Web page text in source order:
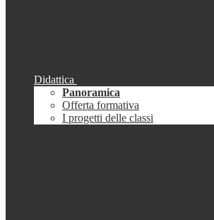
Didattica
Panoramica
Offerta formativa
I progetti delle classi